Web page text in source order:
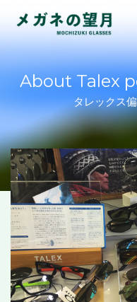
About Talex
タレックス